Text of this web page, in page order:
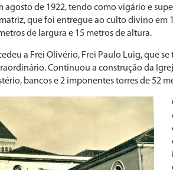
agosto de 1922, tendo como vigário e
que foi entregue ao culto divino
de largura e 15 metros de altura.
a Frei Olivério, Frei Paulo Luig, que
Continuou a construção da
bancos e 2 imponentes torres de 52